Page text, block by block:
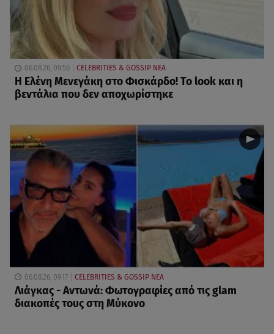
06.08.26, 09:56 CELEBRITIES & GOSSIP ΝΕΑ
Η Ελένη Μενεγάκη στο Φισκάρδο! Το look και η
βεντάλια που δεν αποχωρίστηκε
06.08.26, 09:17 CELEBRITIES & GOSSIP ΝΕΑ
Λιάγκας - Αντωνά: Φωτογραφίες από τις glam
διακοπές τους στη Μύκονο